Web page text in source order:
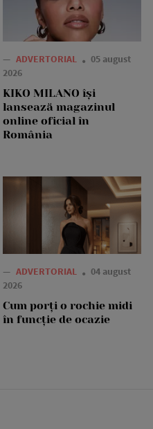
— ADVERTORIAL
05 august
2026
KIKO MILANO își
lansează magazinul
online oficial în
România
— ADVERTORIAL
04 august
2026
Cum porți o rochie midi
în funcție de ocazie